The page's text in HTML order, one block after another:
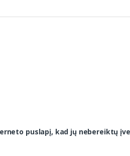
puslapį, kad jų nebereiktų